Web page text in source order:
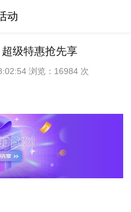
动
级特惠抢先享
浏览：16984 次